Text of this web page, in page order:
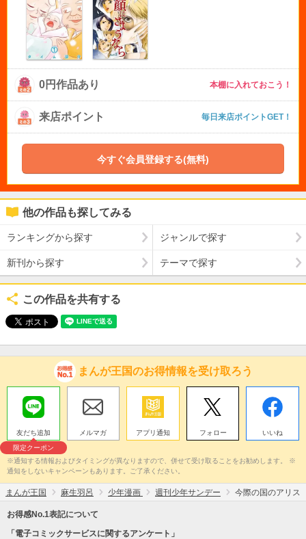
0円作品あり 本棚に入れておこう！
来店ポイント 毎日来店ポイントGET！
今すぐ会員登録する(無料)
他の作品も探してみる
ランキングから探す ジャンルで探す
新刊から探す テーマで探す
この作品を共有する
まんが王国のお得情報を受け取ろう
友だち追加
限定クーポン
メルマガ アプリ通知 フォロー いいね
※通知する情報およびタイミングが異なりますので、併せて受け取ることをお勧めします。 ※
通知をしないキャンペーンもあります。ご了承ください。
まんが王国 麻生羽呂 少年漫画 週刊少年サンデー 今際の国のアリス
お得感No.1表記について
「電子コミックサービスに関するアンケート」